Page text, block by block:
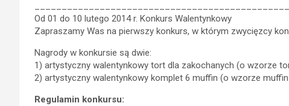
Od 01 do 10 lutego 2014 r. Konkurs Walentynkowy
Zapraszamy Was na pierwszy konkurs, w którym zwycięzcy
Nagrody w konkursie są dwie:
1) artystyczny walentynkowy tort dla zakochanych (o wzorze
2) artystyczny walentynkowy komplet 6 muffin (o wzorze
Regulamin konkursu: